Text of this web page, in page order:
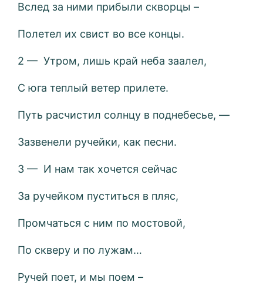
Вслед за ними прибыли скворцы –
Полетел их свист во все концы.
2 — Утром, лишь край неба заалел,
С юга теплый ветер прилете.
Путь расчистил солнцу в поднебесье, —
Зазвенели ручейки, как песни.
3 — И нам так хочется сейчас
За ручейком пуститься в пляс,
Промчаться с ним по мостовой,
По скверу и по лужам…
Ручей поет, и мы поем –